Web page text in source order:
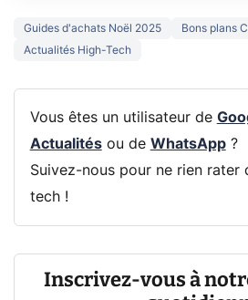
Guides d'achats Noël 2025
Bons plans
Actualités High-Tech
Vous êtes un utilisateur de
Actualitésou de WhatsApp?
Suivez-nous pour ne rien rater
tech !
Inscrivez-vous à